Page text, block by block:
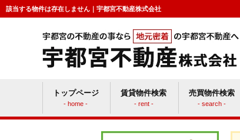
該当する物件は存在しません｜宇都宮不動産株式会社
トップページ
- home -
賃貸物件検索
- rent -
売買物件検索
- search -
賃貸vs持ち家